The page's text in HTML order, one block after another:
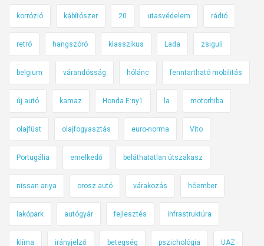
korrózió kábítószer 20 utasvédelem rádió
retró hangszóró klasszikus Lada zsiguli
belgium várandósság hólánc fenntartható mobilitás
új autó kamaz Honda E:ny1 la motorhiba
olajfüst olajfogyasztás euro-norma Vito
Portugália emelkedő beláthatatlan útszakasz
nissan ariya orosz autó várakozás hóember
lakópark autógyár fejlesztés infrastruktúra
klíma irányjelző betegség pszichológia UAZ